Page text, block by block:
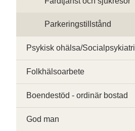
Parkeringstillstånd
Psykisk ohälsa/Socialpsykiatri
Folkhälsoarbete
Boendestöd - ordinär bostad
God man